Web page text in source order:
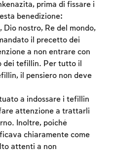
prima di fissare i
benedizione:
Dio nostro, Re del mondo,
il precetto dei
a non entrare con
dei tefillin. Per tutto il
il pensiero non deve
a indossare i tefillin
attenzione a trattarli
Inoltre, poiché
chiaramente come
attenti a non
you'll need
log in.